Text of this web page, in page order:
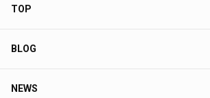
TOP
BLOG
NEWS